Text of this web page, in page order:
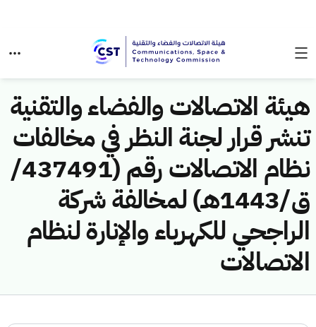
هيئة الاتصالات والفضاء والتقنية
تنشر قرار لجنة النظر في مخالفات
نظام الاتصالات رقم (437491/
ق/1443هـ) لمخالفة شركة
الراجحي للكهرباء والإنارة لنظام
الاتصالات